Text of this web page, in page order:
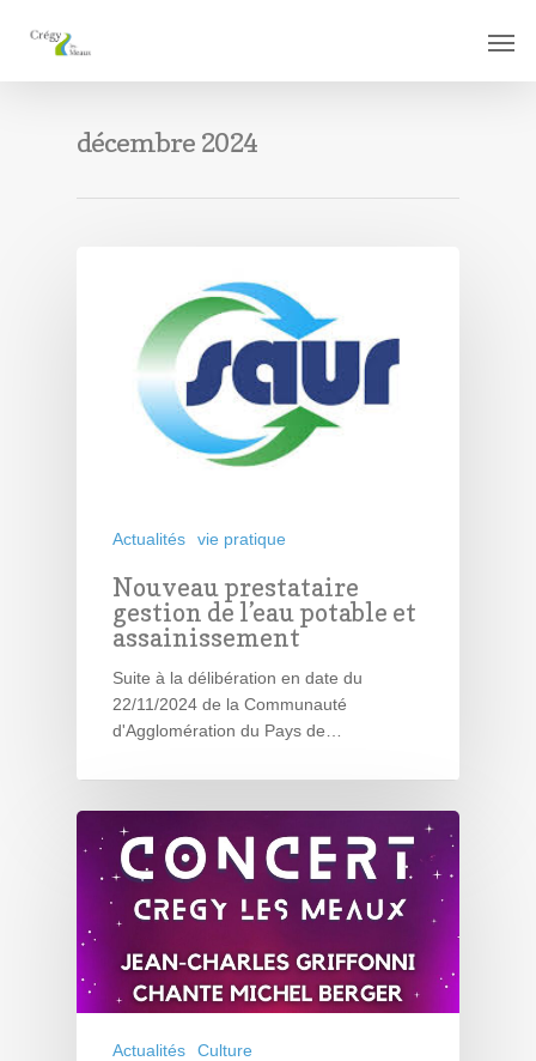
décembre 2024
Actualités vie pratique
Nouveau prestataire
gestion de l’eau potable et
assainissement
Suite à la délibération en date du
22/11/2024 de la Communauté
d'Agglomération du Pays de…
Actualités Culture